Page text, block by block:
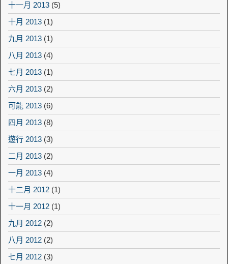
十一月 2013 (5)
十月 2013 (1)
九月 2013 (1)
八月 2013 (4)
七月 2013 (1)
六月 2013 (2)
可能 2013 (6)
四月 2013 (8)
遊行 2013 (3)
二月 2013 (2)
一月 2013 (4)
十二月 2012 (1)
十一月 2012 (1)
九月 2012 (2)
八月 2012 (2)
七月 2012 (3)